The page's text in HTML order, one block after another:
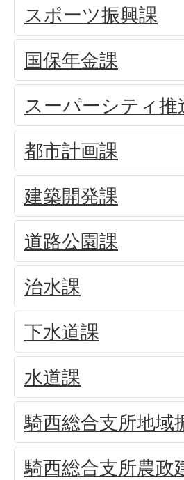
スポーツ振興課
国保年金課
スーパーシティ推
都市計画課
建築開発課
道路公園課
治水課
下水道課
水道課
騎西総合支所地域
騎西総合支所農政